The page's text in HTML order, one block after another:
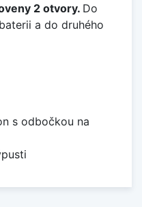
2 otvory. Do
a do druhého
s odbočkou na